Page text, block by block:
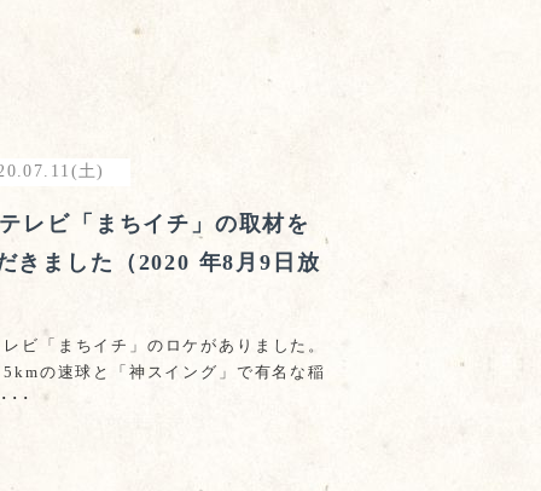
土)
レビ「まちイチ」の取材を
きました（2020 年8月9日放
ビ「まちイチ」のロケがありました。
の速球と「神スイング」で有名な稲
･･